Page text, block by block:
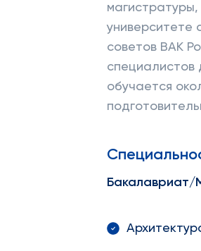
университете
советов ВАК
специалистов
обучается
Бакалавриат/